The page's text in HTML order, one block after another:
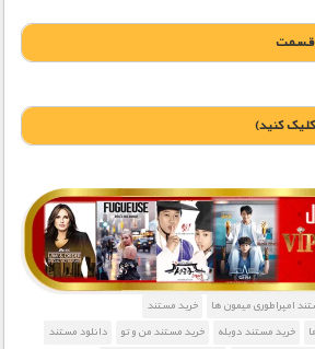
قسمت
کنيد)
امپراطوری میمون ها
خرید مستند
خرید مستند دوبله خرید مستند من و تو
دانلود مستند